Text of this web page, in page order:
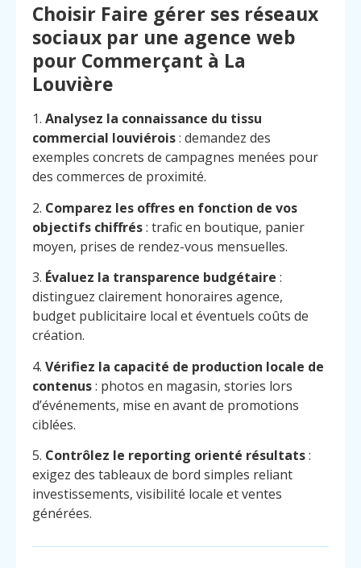
Choisir Faire gérer ses réseaux
sociaux par une agence web
pour Commerçant à La
Louvière
1. Analysez la connaissance du tissu
commercial louviérois: demandez des
exemples concrets de campagnes menées pour
des commerces de proximité.
2. Comparez les offres en fonction de vos
objectifs chiffrés: trafic en boutique, panier
moyen, prises de rendez-vous mensuelles.
3. Évaluez la transparence budgétaire :
distinguez clairement honoraires agence,
budget publicitaire local et éventuels coûts de
création.
4. Vérifiez la capacité de production locale de
contenus: photos en magasin, stories lors
d’événements, mise en avant de promotions
ciblées.
5. Contrôlez le reporting orienté résultats:
exigez des tableaux de bord simples reliant
investissements, visibilité locale et ventes
générées.